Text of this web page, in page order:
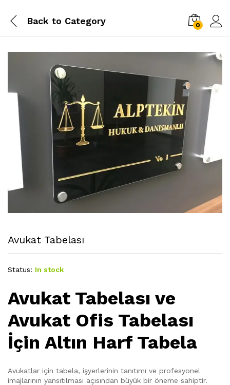
Back to Category 0
Avukat Tabelası
Status: In stock
Avukat Tabelası ve
Avukat Ofis Tabelası
İçin Altın Harf Tabela
Avukatlar için tabela, işyerlerinin tanıtımı ve profesyonel
imajlarının yansıtılması açısından büyük bir öneme sahiptir.